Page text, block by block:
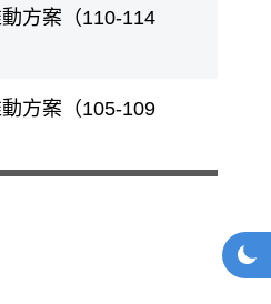
方案（110-114
方案（105-109
網站
深